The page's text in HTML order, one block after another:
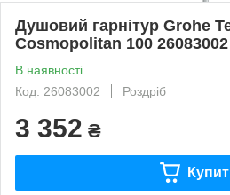
Душовий гарнітур Grohe
Cosmopolitan 100 26083002
В наявності
Код: 26083002
Роздріб
3 352 ₴